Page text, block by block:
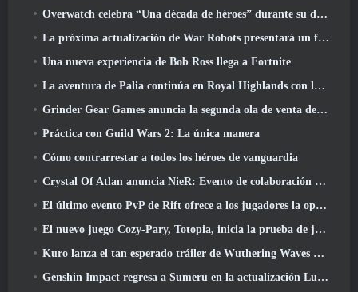
Overwatch celebra “Una década de héroes” durante su décimo aniversario
La próxima actualización de War Robots presentará un francotirador inspirado en Lovecraft
Una nueva experiencia de Bob Ross llega a Fortnite
La aventura de Palia continúa en Royal Highlands con la actualización de hoy
Grinder Gear Games anuncia la segunda ola de venta de entradas para ExileCon
Práctica con Guild Wars 2: La única manera
Cómo contrarrestar a todos los héroes de vanguardia
Crystal Of Atlan anuncia NieR: Evento de colaboración de autómatas
El último evento PvP de Rift ofrece a los jugadores la oportunidad de ganar hasta 4000 Créditos y un nuevo título
El nuevo juego Cozy-Pary, Totopia, inicia la prueba de juego beta cerrada
Kuro lanza el tan esperado tráiler de Wuthering Waves Cyberpunk: Cruce de Edgerunners
Genshin Impact regresa a Sumeru en la actualización Luna VII